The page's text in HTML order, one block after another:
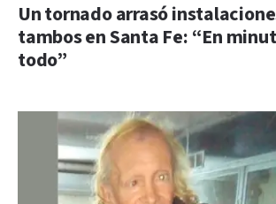
Un tornado arrasó
tambos en Santa Fe: “En
todo”